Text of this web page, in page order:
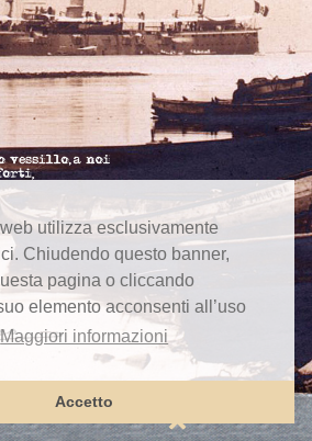
utilizza esclusivamente
Chiudendo questo banner,
pagina o cliccando
elemento acconsenti all’uso
Maggiori informazioni
Accetto